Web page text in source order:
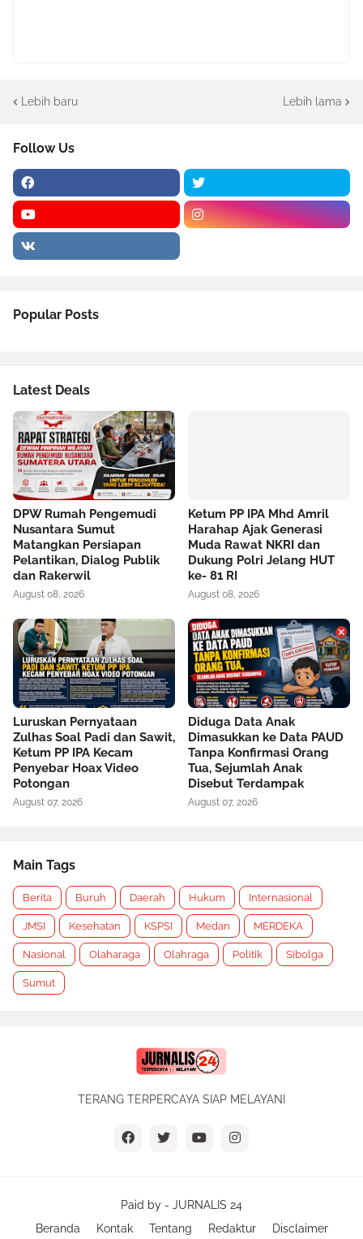
Lebih baru Lebih lama
Follow Us
Popular Posts
Latest Deals
DPW Rumah Pengemudi
Nusantara Sumut
Matangkan Persiapan
Pelantikan, Dialog Publik
dan Rakerwil
August 08, 2026
Ketum PP IPA Mhd Amril
Harahap Ajak Generasi
Muda Rawat NKRI dan
Dukung Polri Jelang HUT
ke- 81 RI
August 08, 2026
Luruskan Pernyataan
Zulhas Soal Padi dan Sawit,
Ketum PP IPA Kecam
Penyebar Hoax Video
Potongan
August 07, 2026
Diduga Data Anak
Dimasukkan ke Data PAUD
Tanpa Konfirmasi Orang
Tua, Sejumlah Anak
Disebut Terdampak
August 07, 2026
Main Tags
Berita Buruh Daerah Hukum Internasional
JMSI Kesehatan KSPSI Medan MERDEKA
Nasional Olaharaga Olahraga Politik Sibolga
Sumut
TERANG TERPERCAYA SIAP MELAYANI
Paid by - JURNALIS 24
Beranda
Kontak Tentang Redaktur Disclaimer